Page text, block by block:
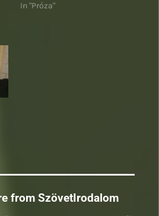
In "Próza"
from SzövetIrodalom